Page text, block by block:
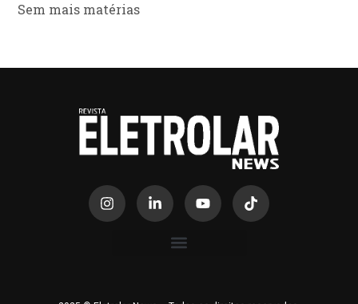
Sem mais matérias